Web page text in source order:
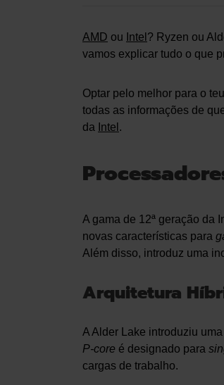
AMD ou Intel ? Ryzen ou
vamos explicar tudo o que
Optar pelo melhor para o
todas as informações de
da Intel .
A gama de 12ª geração da
novas características para
Além disso, introduz uma
Arquitetura
A Alder Lake introduziu
P-core é designado para
cargas de trabalho.